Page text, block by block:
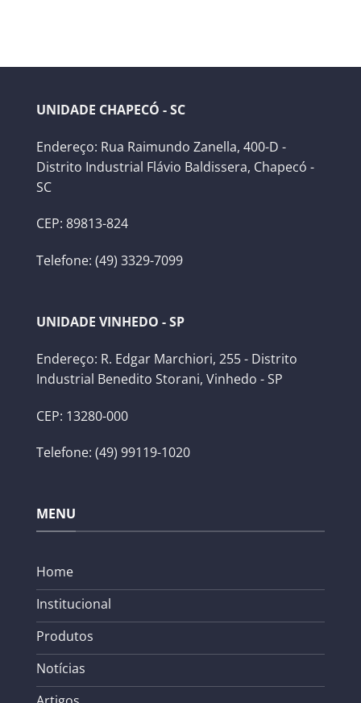
UNIDADE CHAPECÓ - SC
Endereço: Rua Raimundo Zanella, 400-D -
Distrito Industrial Flávio Baldissera, Chapecó -
SC
CEP: 89813-824
Telefone: (49) 3329-7099
UNIDADE VINHEDO - SP
Endereço: R. Edgar Marchiori, 255 - Distrito
Industrial Benedito Storani, Vinhedo - SP
CEP: 13280-000
Telefone: (49) 99119-1020
MENU
Home
Institucional
Produtos
Notícias